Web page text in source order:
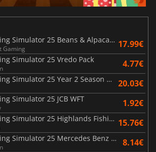
Farming Simulator 25 Beans & Alpacas Expansion
Gaming 17.99€
Simulator 25 Vredo Pack 4.77€
Farming Simulator 25 Year 2 Season Pass 20.03€
Simulator 25 JCB WFT 1.92€
Farming Simulator 25 Highlands Fishing Expansion 15.76€
Farming Simulator 25 Mercedes Benz Trucks Pack 8.14€